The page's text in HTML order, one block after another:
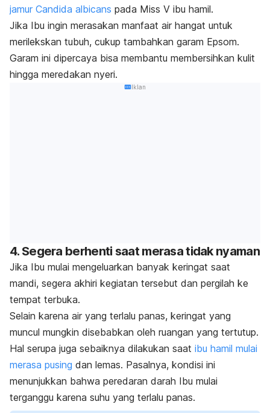
jamur Candida albicans pada Miss V ibu hamil.
Jika Ibu ingin merasakan manfaat air hangat untuk
merilekskan tubuh, cukup tambahkan garam Epsom.
Garam ini dipercaya bisa membantu membersihkan kulit
hingga meredakan nyeri.
Iklan
4. Segera berhenti saat merasa tidak nyaman
Jika Ibu mulai mengeluarkan banyak keringat saat
mandi, segera akhiri kegiatan tersebut dan pergilah ke
tempat terbuka.
Selain karena air yang terlalu panas, keringat yang
muncul mungkin disebabkan oleh ruangan yang tertutup.
Hal serupa juga sebaiknya dilakukan saat ibu hamil mulai
merasa pusing dan lemas. Pasalnya, kondisi ini
menunjukkan bahwa peredaran darah Ibu mulai
terganggu karena suhu yang terlalu panas.